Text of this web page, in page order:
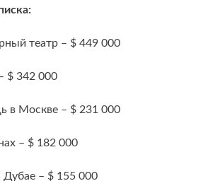
театр – $ 449 000
$ 342 000
в Москве – $ 231 000
– $ 182 000
– $ 155 000